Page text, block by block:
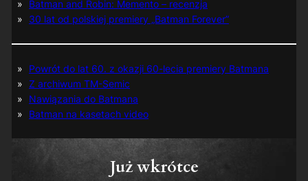
Batman and Robin: Memento – recenzja
30 lat od polskiej premiery „Batman Forever”
Powrót do lat 60. z okazji 60-lecia premiery Batmana
Z archiwum TM-Semic
Nawiązania do Batmana
Batman na kasetach video
Już wkrótce